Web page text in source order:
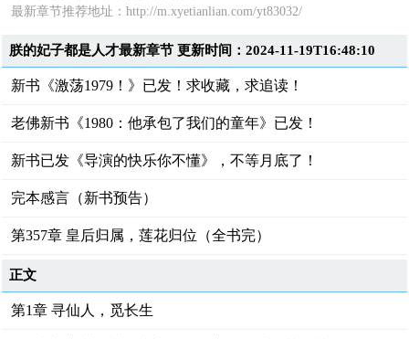
最新章节推荐地址：http://m.xyetianlian.com/yt83032/
朕的妃子都是人才最新章节 更新时间：2024-11-19T16:48:10
新书《激荡1979！》已发！求收藏，求追读！
老佛新书《1980：他承包了我们的童年》已发！
新书已发《导演的快乐你不懂》，不等月底了！
完本感言（新书预告）
第357章 皇后归属，莲花归位（全书完）
正文
第1章 寻仙人，觅长生